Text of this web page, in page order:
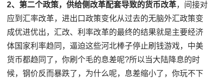
2、第二个政策，供给侧改革配套导致的货币改革，间接对
应到汇率改革，进出口政策变化从过去的无脑外汇政策变
成优进优出，汇改、利率改革的最终的结果就是主要经济
体国家利率趋同，逼迫这些河北棒子停止刷钱游戏，中美
货币都趋同了，你刷个毛的息差呢?所以当大陆降息的时
候，钢价反而暴跌了，为什么呢，息差缩小了，你玩不下